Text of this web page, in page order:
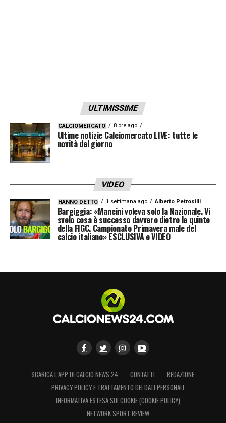
ULTIMISSIME
CALCIOMERCATO 8 ore ago
Ultime notizie Calciomercato LIVE: tutte le
novità del giorno
VIDEO
HANNO DETTO 1 settimana ago Alberto Petrosilli
Bargiggia: «Mancini voleva solo la Nazionale. Vi
svelo cosa è successo davvero dietro le quinte
della FIGC. Campionato Primavera male del
calcio italiano» ESCLUSIVA e VIDEO
SCARICA L’APP DI CALCIO NEWS 24 CONTATTI
REDAZIONE
PRIVACY POLICY E TRATTAMENTO DEI DATI PERSONALI
INFORMATIVA ESTESA SUI COOKIE (COOKIE POLICY)
NETWORK SPORT REVIEW